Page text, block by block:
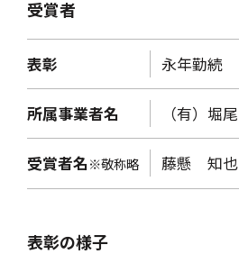
受賞者
表彰 永年勤続
所属事業者名 （有）堀尾
受賞者名※敬称略 藤懸 知也
表彰の様子